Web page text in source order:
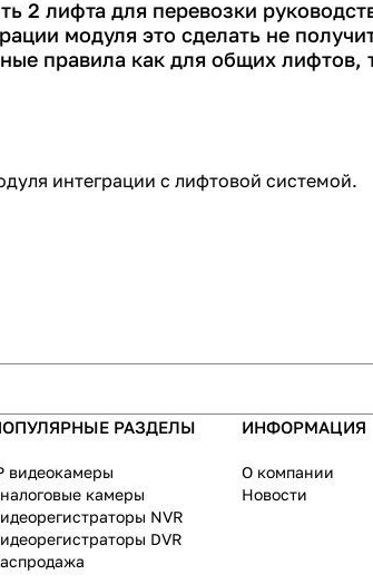
2 лифта для перевозки
модуля это сделать не
правила как для общих лифтов,
интеграции с лифтовой системой.
РАЗДЕЛЫ
видеокамеры
камеры
NVR
DVR
ИНФОРМАЦИЯ
О компании
Новости